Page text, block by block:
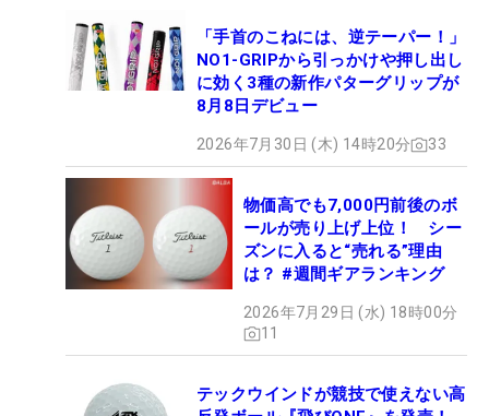
「手首のこねには、逆テーパー！」
NO1-GRIPから引っかけや押し出し
に効く3種の新作パターグリップが
8月8日デビュー
2026年7月30日 (木) 14時20分 33
物価高でも7,000円前後のボ
ールが売り上げ上位！ シー
ズンに入ると“売れる”理由
は？ #週間ギアランキング
2026年7月29日 (水) 18時00分
11
テックウインドが競技で使えない高